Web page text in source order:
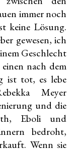
immer noch
keine Lösung.
gewesen, ich
Geschlecht
nach dem
ist tot, es lebe
Meyer
und die
Eboli und
bedroht,
Wenn sie